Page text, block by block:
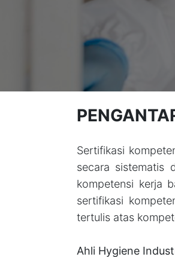
Sertifikasi
secara sistematis
kompetensi kerja
sertifikasi
tertulis atas
Ahli Hygiene